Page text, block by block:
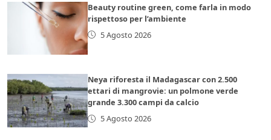
Beauty routine green, come farla in modo
rispettoso per l’ambiente
5 Agosto 2026
Neya riforesta il Madagascar con 2.500
ettari di mangrovie: un polmone verde
grande 3.300 campi da calcio
5 Agosto 2026